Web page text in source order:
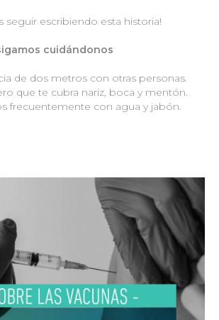
seguir escribiendo esta historia!
cuidándonos
de dos metros con otras personas.
que te cubra nariz, boca y mentón.
frecuentemente con agua y jabón.